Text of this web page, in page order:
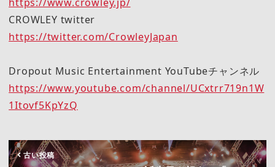
CROWLEY twitter
https://twitter.com/CrowleyJapan
Dropout Music Entertainment YouTubeチャンネル
https://www.youtube.com/channel/UCxtrr719n1W
1Itovf5KpYzQ
古い投稿